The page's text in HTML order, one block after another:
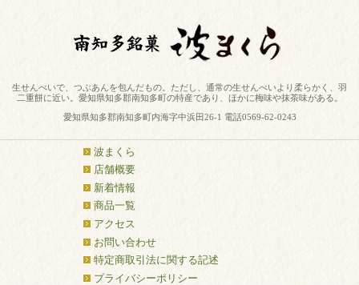
生せんべいで、つぶあんを包んだもの。ただし、通常の生せんべいより柔らかく、羽
二重餅に近い。愛知県知多郡南知多町の特産であり、ほかに梅味や抹茶味がある。
愛知県知多郡南知多町内海字中浜田26-1 電話0569-62-0243
波まくら
店舗概要
新着情報
商品一覧
アクセス
お問い合わせ
特定商取引法に関する記述
プライバシーポリシー